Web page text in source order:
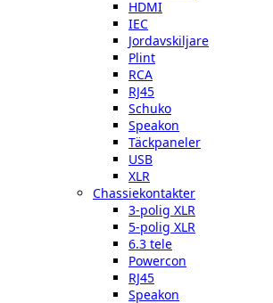
HDMI
IEC
Jordavskiljare
Plint
RCA
RJ45
Schuko
Speakon
Täckpaneler
USB
XLR
Chassiekontakter
3-polig XLR
5-polig XLR
6.3 tele
Powercon
RJ45
Speakon